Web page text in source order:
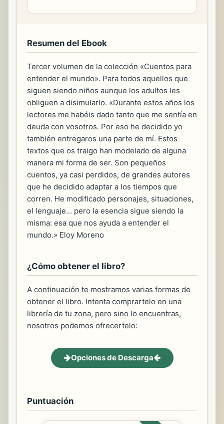
Resumen del Ebook
Tercer volumen de la colección «Cuentos para
entender el mundo». Para todos aquellos que
siguen siendo niños aunque los adultos les
obliguen a disimularlo. «Durante estos años los
lectores me habéis dado tanto que me sentía en
deuda con vosotros. Por eso he decidido yo
también entregaros una parte de mí. Estos
textos que os traigo han modelado de alguna
manera mi forma de ser. Son pequeños
cuentos, ya casi perdidos, de grandes autores
que he decidido adaptar a los tiempos que
corren. He modificado personajes, situaciones,
el lenguaje... pero la esencia sigue siendo la
misma: esa que nos ayuda a entender el
mundo.» Eloy Moreno
¿Cómo obtener el libro?
A continuación te mostramos varias formas de
obtener el libro. Intenta comprartelo en una
librería de tu zona, pero sino lo encuentras,
nosotros podemos ofrecertelo:
Opciones de Descarga
Puntuación